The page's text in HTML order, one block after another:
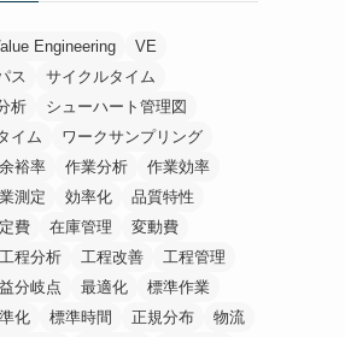
Engineering
VE
ス
サイクルタイム
析
シューハート管理図
イム
ワークサンプリング
余裕率 作業分析
作業効率
測定 効率化
品質特性
費 在庫管理
変動費
工程分析 工程改善
工程管理
分岐点 最適化
標準作業
化 標準時間 正規分布
物流